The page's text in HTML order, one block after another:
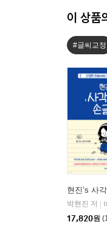
이 상품
#글씨교정
현진’s 사
박현진 저
17,820원